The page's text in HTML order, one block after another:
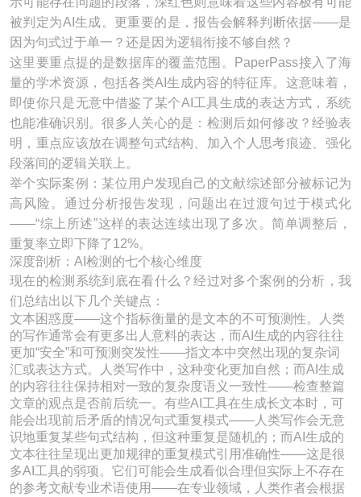
被判定为AI生成。更重要的是，报告会解释判断依据——是
因为句式过于单一？还是因为逻辑衔接不够自然？
这里要重点提的是数据库的覆盖范围。PaperPass接入了海
量的学术资源，包括各类AI生成内容的特征库。这意味着，
即使你只是无意中借鉴了某个AI工具生成的表达方式，系统
也能准确识别。很多人关心的是：检测后如何修改？经验表
明，重点应该放在调整句式结构、加入个人思考痕迹、强化
段落间的逻辑关联上。
举个实际案例：某位用户发现自己的文献综述部分被标记为
高风险。通过分析报告发现，问题出在过渡句过于模式化
——“综上所述”这样的表达连续出现了多次。简单调整后，
重复率立即下降了12%。
深度剖析：AI检测的七个核心维度
现在的检测系统到底在看什么？经过对多个案例的分析，我
们总结出以下几个关键点：
文本困惑度——这个指标衡量的是文本的不可预测性。人类
的写作通常会有更多出人意料的表达，而AI生成的内容往往
更加“安全”和可预测突发性——指文本中突然出现的复杂词
汇或表达方式。人类写作中，这种变化更加自然；而AI生成
的内容往往保持相对一致的复杂度语义一致性——检查整篇
文章的观点是否前后统一。有些AI工具在生成长文本时，可
能会出现前后矛盾的情况句式重复模式——人类写作会无意
识地重复某些句式结构，但这种重复是随机的；而AI生成的
文本往往呈现出更加规律的重复模式引用准确性——这是很
多AI工具的弱项。它们可能会生成看似合理但实际上不存在
的参考文献专业术语使用——在专业领域，人类作者会根据